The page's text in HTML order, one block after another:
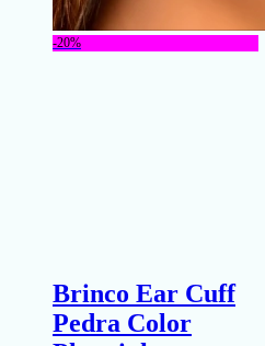
-20%
Brinco Ear Cuff
Pedra Color